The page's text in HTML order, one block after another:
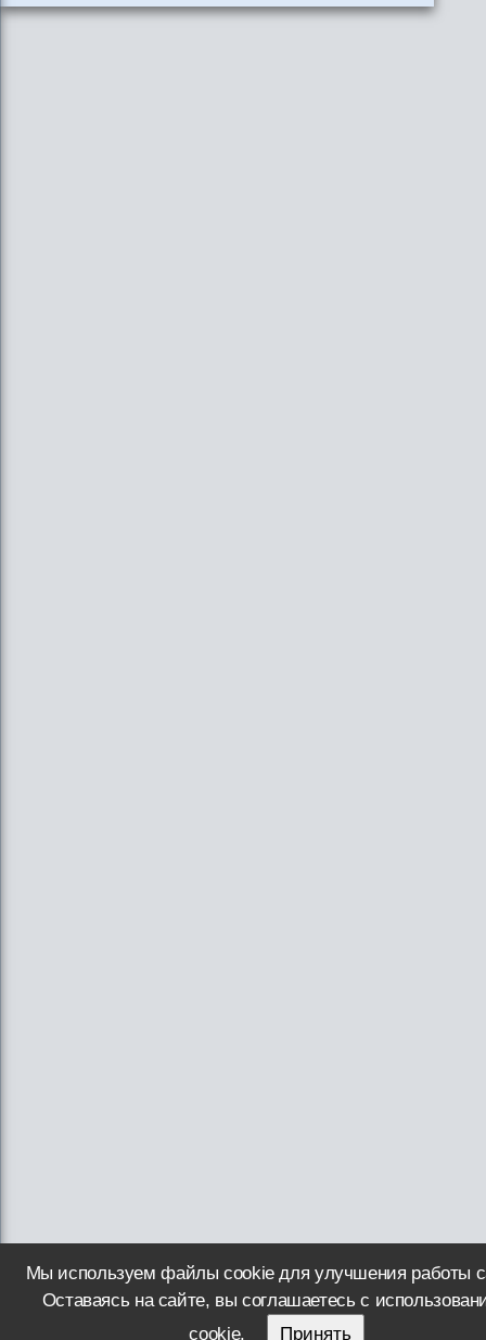
Мы используем файлы cookie для улучшения работы
Оставаясь на сайте, вы соглашаетесь с
cookie.
Принять